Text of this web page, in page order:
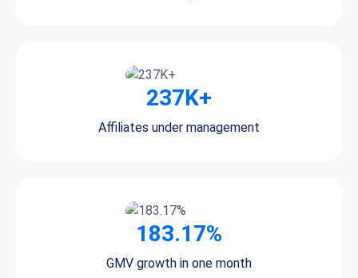
237K+
Affiliates under management
183.17%
GMV growth in one month